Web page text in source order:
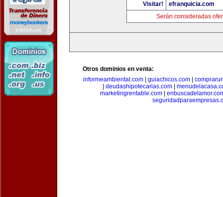
Visitar!
efranquicia.com
Serán consideradas
Otros dominios en venta:
informeambiental.com
guiachicos.com
deudashipotecarias.com|
marketingrentable.com|